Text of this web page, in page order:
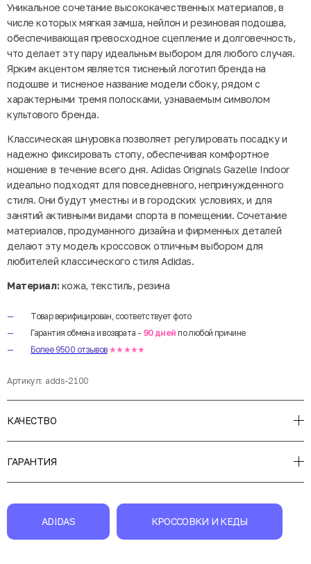
Уникальное сочетание высококачественных материалов, в
числе которых мягкая замша, нейлон и резиновая подошва,
обеспечивающая превосходное сцепление и долговечность,
что делает эту пару идеальным выбором для любого случая.
Ярким акцентом является тисненый логотип бренда на
подошве и тисненое название модели сбоку, рядом с
характерными тремя полосками, узнаваемым символом
культового бренда.
Классическая шнуровка позволяет регулировать посадку и
надежно фиксировать стопу, обеспечивая комфортное
ношение в течение всего дня. Adidas Originals Gazelle Indoor
идеально подходят для повседневного, непринужденного
стиля. Они будут уместны и в городских условиях, и для
занятий активными видами спорта в помещении. Сочетание
материалов, продуманного дизайна и фирменных деталей
делают эту модель кроссовок отличным выбором для
любителей классического стиля Adidas.
Материал:кожа, текстиль, резина
Товар верифицирован, соответствует фото
Гарантия обмена и возврата - 90 дней по любой причине
Более 9500 отзывов ★★★★★
Артикул: adds-2100
КАЧЕСТВО
ГАРАНТИЯ
ADIDAS КРОССОВКИ И КЕДЫ